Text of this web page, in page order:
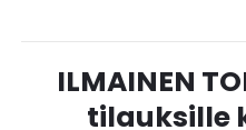
ILMAINEN
tilauksille